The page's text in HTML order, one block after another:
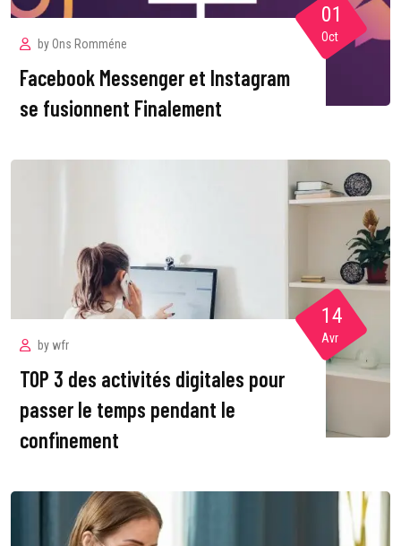
byOns Romméne
Facebook Messenger et Instagram
se fusionnent Finalement
01
Oct
by wfr
TOP 3 des activités digitales pour
passer le temps pendant le
confinement
14
Avr